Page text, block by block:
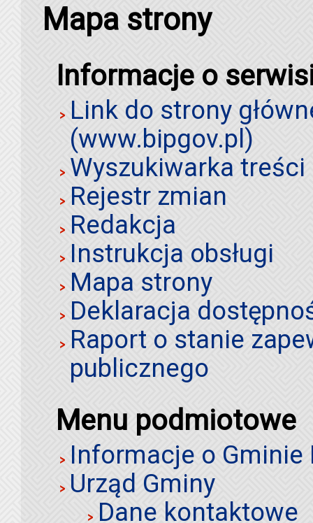
Mapa strony
Informacje o
Link do strony
(www.bipgov.pl)
Wyszukiwarka
Rejestr zmian
Redakcja
Instrukcja obsługi
Mapa strony
Deklaracja
Raport o stanie
publicznego
Menu podmiotowe
Informacje o Gminie
Urząd Gminy
Dane kontaktowe